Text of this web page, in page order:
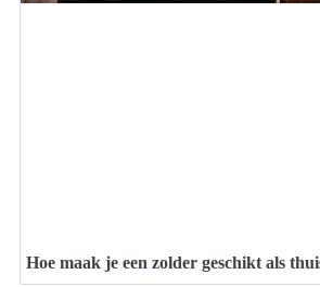
Hoe maak je een zolder geschikt als